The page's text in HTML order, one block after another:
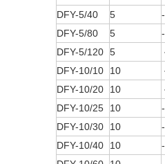
DFY-5/40
5
DFY-5/80
5
DFY-5/120 5
DFY-10/10
10
DFY-10/20
10
DFY-10/25
10
DFY-10/30
10
DFY-10/40
10